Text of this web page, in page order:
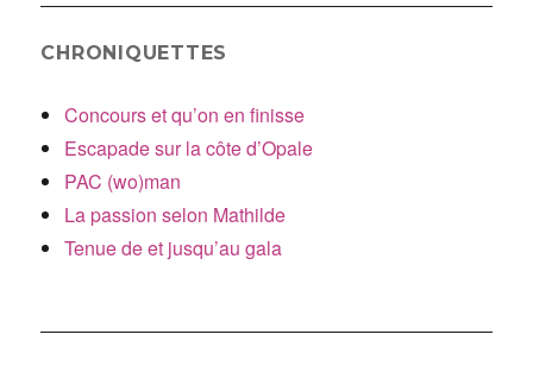
CHRONIQUETTES
Concours et qu’on en finisse
Escapade sur la côte d’Opale
PAC (wo)man
La passion selon Mathilde
Tenue de et jusqu’au gala